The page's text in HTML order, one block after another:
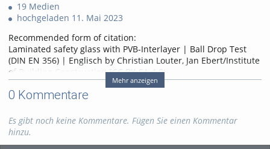
19 Medien
hochgeladen 11. Mai 2023
Recommended form of citation:
Laminated safety glass with PVB-Interlayer | Ball Drop Test
(DIN EN 356) | Englisch by Christian Louter, Jan Ebert/Institute
of Building Construction [CC BY-SA 4.0
(https://creativecommons.org/licenses/by-sa/4.0/)], via
Videocampus TU Freiberg, URL:
Kategorien:
Mehr anzeigen
0 Kommentare
Es gibt noch keine Kommentare. Fügen Sie einen Kommentar
hinzu.